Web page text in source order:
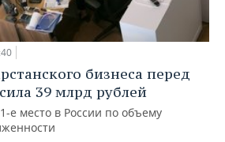
бизнеса перед
39 млрд рублей
е место в России по объему